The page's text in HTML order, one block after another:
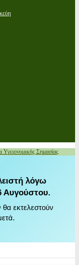
Σημασίας
λόγω
Αυγούστου.
εκτελεστούν